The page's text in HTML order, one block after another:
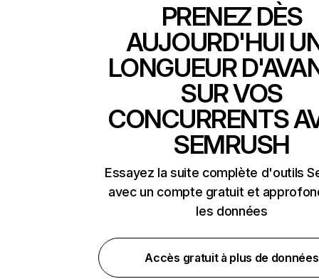
PRENEZ DÈS
AUJOURD'HUI
LONGUEUR
SUR VOS
CONCURRENTS
SEMRUSH
Essayez la suite complète d'outils
avec un compte gratuit et
les données
Accès gratuit à plus de données